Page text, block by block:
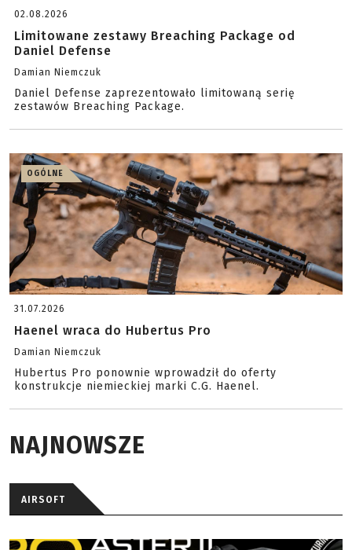
02.08.2026
Limitowane zestawy Breaching Package od
Daniel Defense
Damian Niemczuk
Daniel Defense zaprezentowało limitowaną serię
zestawów Breaching Package.
OGÓLNE
31.07.2026
Haenel wraca do Hubertus Pro
Damian Niemczuk
Hubertus Pro ponownie wprowadził do oferty
konstrukcje niemieckiej marki C.G. Haenel.
NAJNOWSZE
AIRSOFT